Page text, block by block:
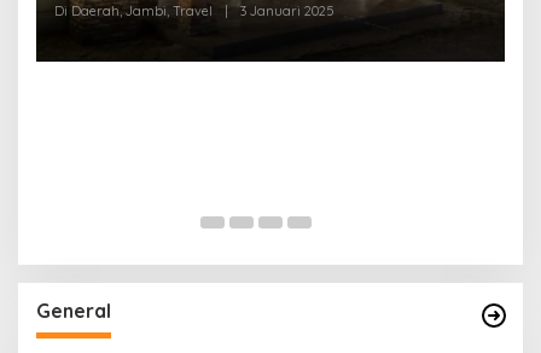
Di Daerah, Jambi, Travel | 3 Januari 2025
General